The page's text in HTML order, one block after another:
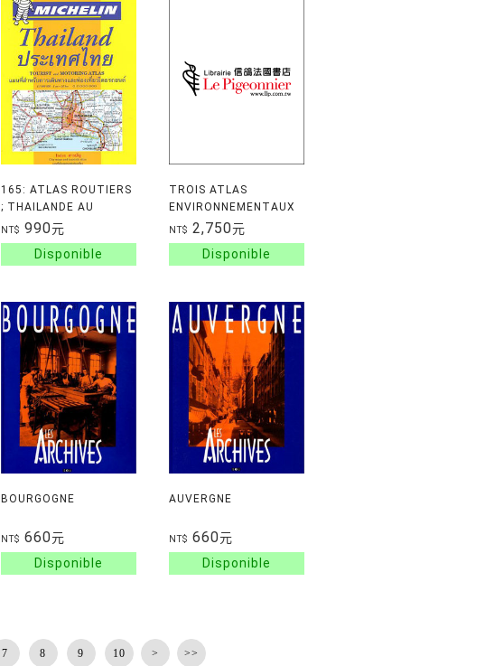
165: ATLAS ROUTIERS
; THAILANDE AU
1/1000000
NT$ 990元
TROIS ATLAS
ENVIRONNEMENTAUX
AU VIET-NAM
NT$ 2,750元
BOURGOGNE
NT$ 660元
AUVERGNE
NT$ 660元
7 8 9 10 > >>